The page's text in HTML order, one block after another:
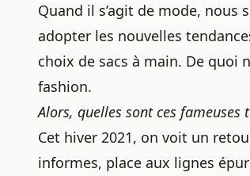
Quand il s’agit de mode,
adopter les nouvelles
choix de sacs à main. De quoi
fashion.
Alors, quelles sont ces fameuses
Cet hiver 2021, on voit un
informes, place aux lignes